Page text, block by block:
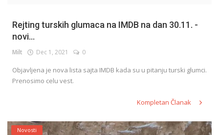
Rejting turskih glumaca na IMDB na dan 30.11. -
novi...
Milt Dec 1, 2021 0
Objavljena je nova lista sajta IMDB kada su u pitanju turski glumci.
Prenosimo celu vest.
Kompletan Članak
Novosti